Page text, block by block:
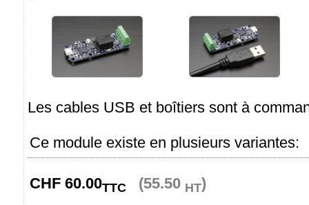
Les cables USB et boîtiers sont à
Ce module existe en plusieurs variantes:
CHF 60.00TTC (55.50 HT)